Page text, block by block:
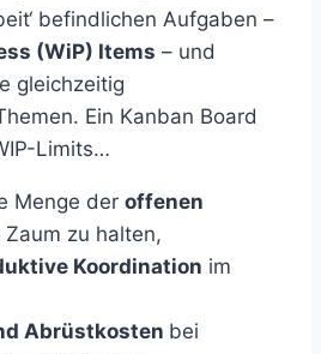
befindlichen Aufgaben –
(WiP) Items – und
gleichzeitig
Ein Kanban Board
Limits…
Menge der offenen
Zaum zu halten,
Koordination im
Abrüstkosten bei